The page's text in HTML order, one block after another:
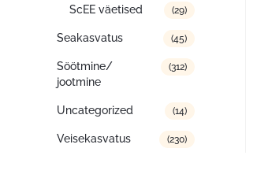
ScEE väetised (29)
Seakasvatus (45)
Söötmine/
jootmine
(312)
Uncategorized (14)
Veisekasvatus (230)